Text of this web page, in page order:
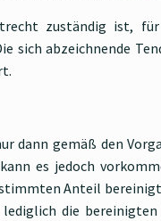
zuständig ist, für
sich abzeichnende
dann gemäß den
es jedoch
Anteil bereinigt.
die